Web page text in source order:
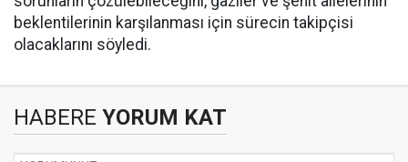
beklentilerinin karşılanması için sürecin takipçisi
olacaklarını söyledi.
HABERE YORUM KAT